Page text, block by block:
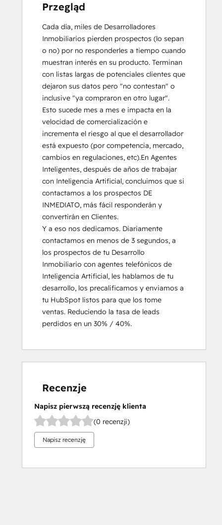
Przegląd
Cada día, miles de Desarrolladores
Inmobiliarios pierden prospectos (lo sepan
o no) por no responderles a tiempo cuando
muestran interés en su producto. Terminan
con listas largas de potenciales clientes que
dejaron sus datos pero "no contestan" o
inclusive "ya compraron en otro lugar".
Esto sucede mes a mes e impacta en la
velocidad de comercialización e
incrementa el riesgo al que el desarrollador
está expuesto (por competencia, mercado,
cambios en regulaciones, etc).En Agentes
Inteligentes, después de años de trabajar
con Inteligencia Artificial, concluimos que si
contactamos a los prospectos DE
INMEDIATO, más fácil responderán y
convertirán en Clientes.
Y a eso nos dedicamos. Diariamente
contactamos en menos de 3 segundos, a
los prospectos de tu Desarrollo
Inmobiliario con agentes telefónicos de
Inteligencia Artificial, les hablamos de tu
desarrollo, los precalificamos y enviamos a
tu HubSpot listos para que los tome
ventas. Reduciendo la tasa de leads
perdidos en un 30% / 40%.
Recenzje
Napisz pierwszą recenzję klienta
(0 recenzji)
Napisz recenzję